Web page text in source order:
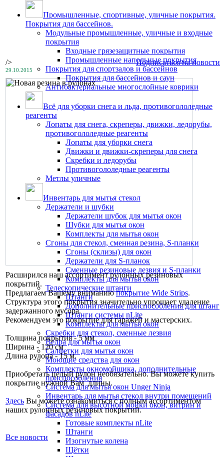
Промышленные, спортивные, уличные покрытия.
Покрытия для бассейнов.
Модульные промышленные, уличные и входные
покрытия
Входные грязезащитные покрытия
Промышленные напольные покрытия
Покрытия для спортзалов и бассейнов
Покрытия для бассейнов и саун
Антибактериальные многослойные коврики
Всё для уборки снега и льда, противогололедные
реагенты
Лопаты для снега, скреперы, движки, ледорубы,
противогололедные реагенты
Лопаты для уборки снега
Движки и движки-скреперы для снега
Скребки и ледорубы
Противогололедные реагенты
Метлы уличные
Инвентарь для мытья стекол
Держатели и шубки
Держатели шубок для мытья окон
Шубки для мытья окон
Комплекты для мытья окон
Сгоны для стекол, сменная резина, S-планки
Сгоны (склизы) для окон
Держатели для S-планок
Сменные резиновые лезвия и S-планки
Комплекты для мытья окон
Телескопические штанги
Штанги
Дополнительные приспособления для штанг
Штанги системы nLite
Комплекты для мытья окон
Скребки для стекол, сменные лезвия
Ведра для мытья окон
Салфетки для мытья окон
Моющие средства для окон
Комплекты окномойщика, дополнительные
приспособления
Система для мытья окон Unger Ninja
Инвентарь для мытья стекол внутри помещений
Система для высотной мойки окон, витрин и
фасадов nLite
Готовые комплекты nLite
Штанги
Изогнутые колена
Щётки
/> Подписаться на новости
29.10.2015
Расширился наш ассортимент рулонных резиновых
покрытий.
Предлагаем Вашему вниманиюпокрытие Wide Strips.
Структура этого покрытия значительно упрощает удаление
задержанного мусора.
Рекомендуем это покрытие для гаражей и мастерских.
Толщина покрытия - 5 мм
Ширина - 120 см
Длина рулона - 15 м.
Приобретать целый рулон необязательно. Вы можете купить
покрытие нужной Вам длины.
Здесь Вы можете ознакомиться с полным ассортиментом
наших рулонных резиновых покрытий.
Все новости